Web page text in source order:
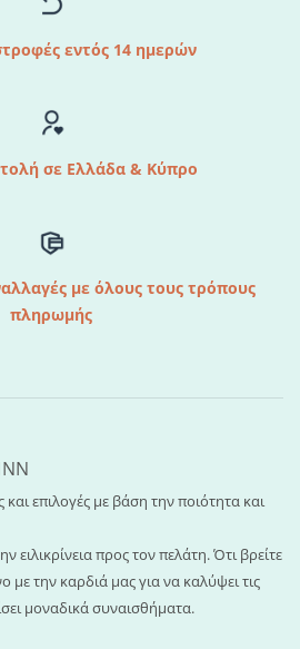
εντός 14 ημερών
σε Ελλάδα & Κύπρο
με όλους τους τρόπους
πληρωμής
επιλογές με βάση την ποιότητα και
ειλικρίνεια προς τον πελάτη. Ότι βρείτε
με την καρδιά μας για να καλύψει τις
μοναδικά συναισθήματα.